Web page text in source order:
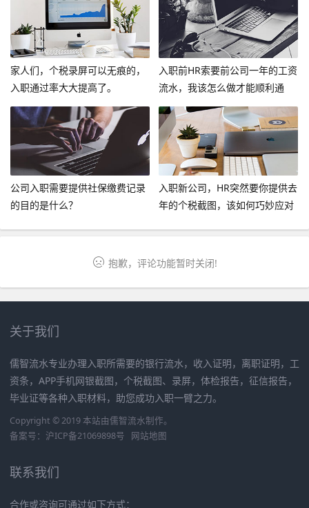
家人们，个税录屏可以无痕的，
入职通过率大大提高了。
入职前HR索要前公司一年的工资
流水，我该怎么做才能顺利通
过？
公司入职需要提供社保缴费记录
的目的是什么？
入职新公司，HR突然要你提供去
年的个税截图，该如何巧妙应对
抱歉，评论功能暂时关闭!
关于我们
儒智流水专业办理入职所需要的银行流水，收入证明，离职证明，工
资条，APP手机网银截图，个税截图、录屏，体检报告，征信报告，
毕业证等各种入职材料，助您成功入职一臂之力。
Copyright © 2019 本站由儒智流水制作。
备案号： 沪ICP备21069898号 网站地图
联系我们
合作或咨询可通过如下方式：